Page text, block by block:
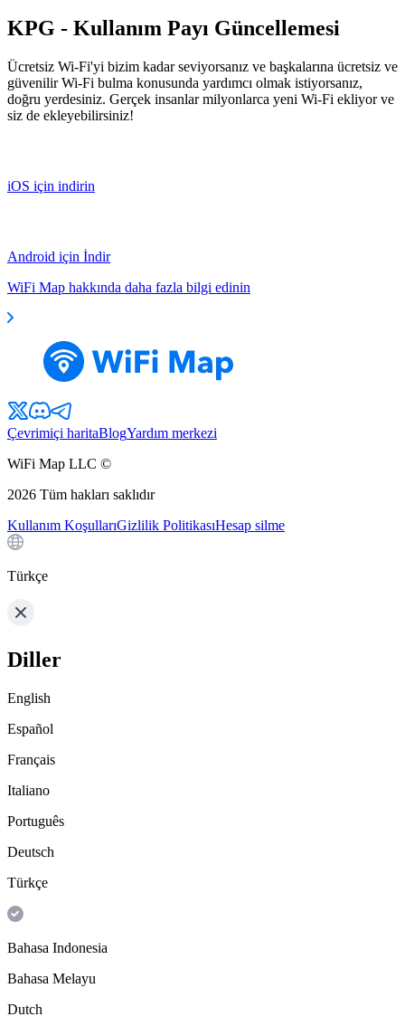
KPG - Kullanım Payı Güncellemesi
Ücretsiz Wi-Fi'yi bizim kadar seviyorsanız ve başkalarına ücretsiz ve
güvenilir Wi-Fi bulma konusunda yardımcı olmak istiyorsanız,
doğru yerdesiniz. Gerçek insanlar milyonlarca yeni Wi-Fi ekliyor ve
siz de ekleyebilirsiniz!
iOS için indirin
Android için İndir
WiFi Map hakkında daha fazla bilgi edinin
Çevrimiçi haritaBlogYardım merkezi
WiFi Map LLC ©
2026 Tüm hakları saklıdır
Kullanım KoşullarıGizlilik PolitikasıHesap silme
Türkçe
Diller
English
Español
Français
Italiano
Português
Deutsch
Türkçe
Bahasa Indonesia
Bahasa Melayu
Dutch